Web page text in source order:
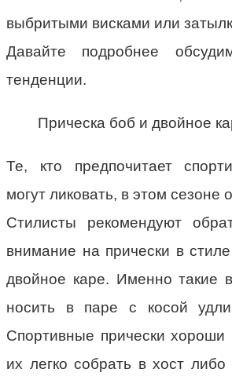
выбритыми висками или
Давайте подробнее
тенденции.
Прическа боб и двойное
Те, кто предпочитает
могут ликовать, в этом сезоне
Стилисты рекомендуют
внимание на прически в
двойное каре. Именно такие
носить в паре с косой
Спортивные прически хороши
их легко собрать в хост